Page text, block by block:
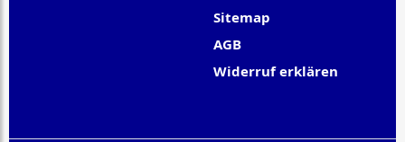
Sitemap
AGB
Widerruf erklären